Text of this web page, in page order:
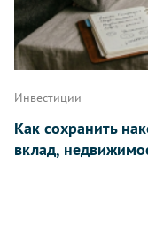
Инвестиции
Как сохранить
вклад,